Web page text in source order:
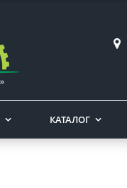
КАТАЛОГ